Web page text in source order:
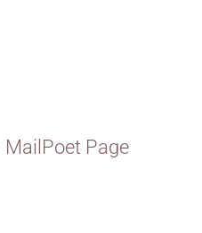
MailPoet Page